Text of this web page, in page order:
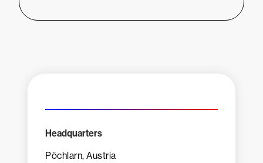
Headquarters
Pöchlarn, Austria